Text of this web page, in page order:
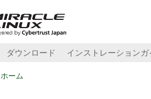
ダウンロード インストレーションガ
ホーム